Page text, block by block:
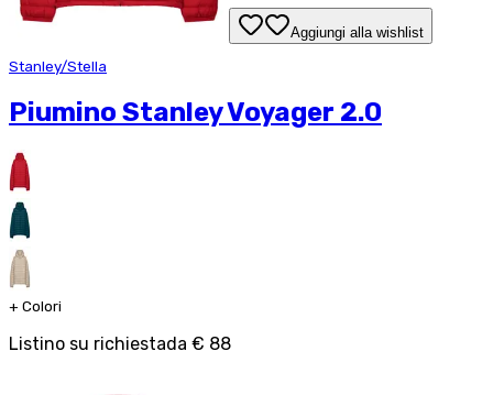
Aggiungi alla wishlist
Stanley/Stella
Piumino Stanley Voyager 2.0
+ Colori
Listino su richiestada € 88